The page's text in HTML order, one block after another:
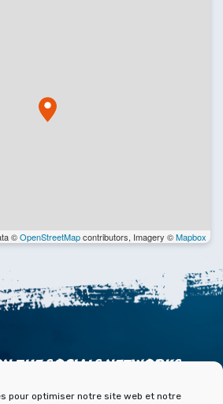
pour optimiser notre site web et notre
©OpenStreetMapcontributors, Imagery ©Mapbox
THE SOCIALS NETWORKS